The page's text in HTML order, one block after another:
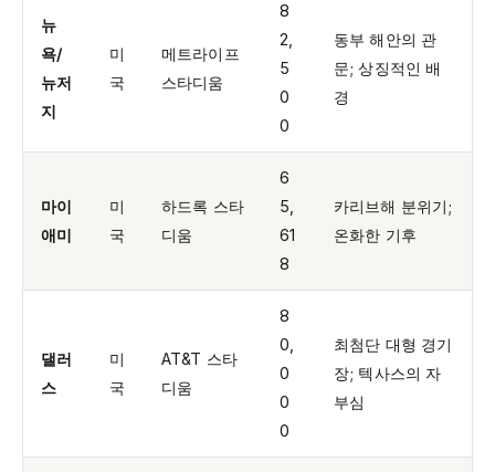
뉴
욕/
뉴저
지
미
국
메트라이프
스타디움
8
2,
5
0
0
동부 해안의 관
문; 상징적인 배
경
마이
애미
미
국
하드록 스타
디움
6
5,
61
8
카리브해 분위기;
온화한 기후
댈러
스
미
국
AT&T 스타
디움
8
0,
0
0
0
최첨단 대형 경기
장; 텍사스의 자
부심